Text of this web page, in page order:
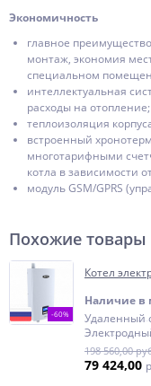
Экономичность
главное
монтаж, экономия
специальном
интеллектуальная
расходы на отопление;
теплоизоляция
встроенный
многотарифными
котла в зависимости
модуль GSM/GPRS
Похожие товары
-60%
Котел
Наличие в
Удаленный
198 560,00
79 424,00